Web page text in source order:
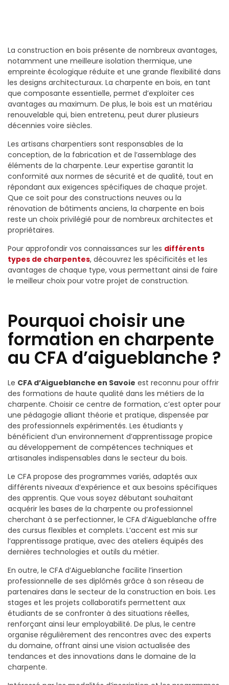
La construction en bois présente de nombreux avantages,
notamment une meilleure isolation thermique, une
empreinte écologique réduite et une grande flexibilité dans
les designs architecturaux. La charpente en bois, en tant
que composante essentielle, permet d’exploiter ces
avantages au maximum. De plus, le bois est un matériau
renouvelable qui, bien entretenu, peut durer plusieurs
décennies voire siècles.
Les artisans charpentiers sont responsables de la
conception, de la fabrication et de l’assemblage des
éléments de la charpente. Leur expertise garantit la
conformité aux normes de sécurité et de qualité, tout en
répondant aux exigences spécifiques de chaque projet.
Que ce soit pour des constructions neuves ou la
rénovation de bâtiments anciens, la charpente en bois
reste un choix privilégié pour de nombreux architectes et
propriétaires.
Pour approfondir vos connaissances sur les différents
types de charpentes, découvrez les spécificités et les
avantages de chaque type, vous permettant ainsi de faire
le meilleur choix pour votre projet de construction.
Pourquoi choisir une
formation en charpente
au CFA d’aigueblanche ?
Le CFA d’Aigueblanche en Savoie est reconnu pour offrir
des formations de haute qualité dans les métiers de la
charpente. Choisir ce centre de formation, c’est opter pour
une pédagogie alliant théorie et pratique, dispensée par
des professionnels expérimentés. Les étudiants y
bénéficient d’un environnement d’apprentissage propice
au développement de compétences techniques et
artisanales indispensables dans le secteur du bois.
Le CFA propose des programmes variés, adaptés aux
différents niveaux d’expérience et aux besoins spécifiques
des apprentis. Que vous soyez débutant souhaitant
acquérir les bases de la charpente ou professionnel
cherchant à se perfectionner, le CFA d’Aigueblanche offre
des cursus flexibles et complets. L’accent est mis sur
l’apprentissage pratique, avec des ateliers équipés des
dernières technologies et outils du métier.
En outre, le CFA d’Aigueblanche facilite l’insertion
professionnelle de ses diplômés grâce à son réseau de
partenaires dans le secteur de la construction en bois. Les
stages et les projets collaboratifs permettent aux
étudiants de se confronter à des situations réelles,
renforçant ainsi leur employabilité. De plus, le centre
organise régulièrement des rencontres avec des experts
du domaine, offrant ainsi une vision actualisée des
tendances et des innovations dans le domaine de la
charpente.